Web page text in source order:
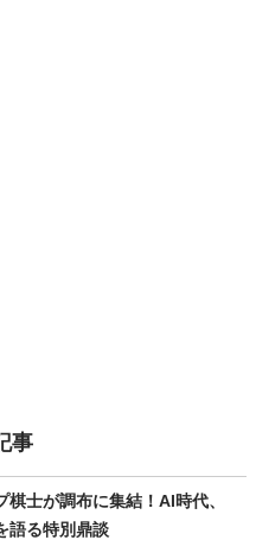
事
棋士が調布に集結！AI時代、
語る特別鼎談